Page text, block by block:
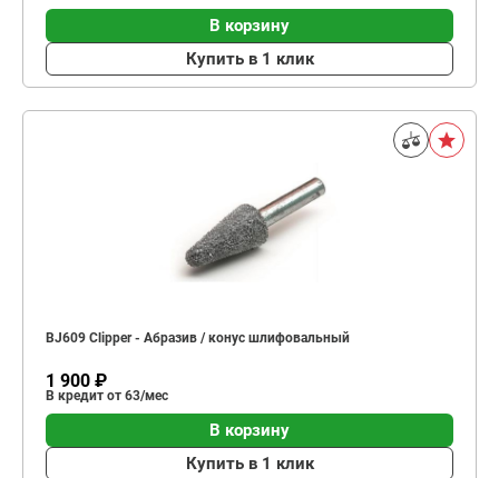
В корзину
Купить в 1 клик
BJ609 Clipper - Абразив / конус шлифовальный
1 900 ₽
В кредит от 63/мес
В корзину
Купить в 1 клик